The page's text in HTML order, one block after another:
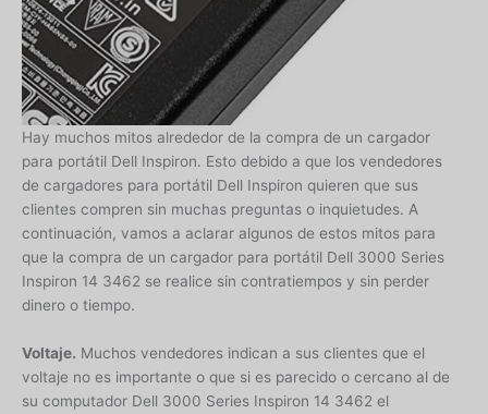
Hay muchos mitos alrededor de la compra de un cargador
para portátil Dell Inspiron. Esto debido a que los vendedores
de cargadores para portátil Dell Inspiron quieren que sus
clientes compren sin muchas preguntas o inquietudes. A
continuación, vamos a aclarar algunos de estos mitos para
que la compra de un cargador para portátil Dell 3000 Series
Inspiron 14 3462 se realice sin contratiempos y sin perder
dinero o tiempo.
Voltaje. Muchos vendedores indican a sus clientes que el
voltaje no es importante o que si es parecido o cercano al de
su computador Dell 3000 Series Inspiron 14 3462 el